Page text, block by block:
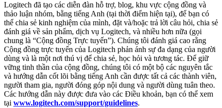
Logitech đã tạo các diễn đàn hỗ trợ, blog, khu vực cộng đồng và
thảo luận nhóm, bằng tiếng Anh (tại thời điểm hiện tại), để bạn có
thể chia sẻ kinh nghiệm của mình, đặt và/hoặc trả lời câu hỏi, chia sẻ
đánh giá về sản phẩm, dịch vụ Logitech, và nhiều hơn nữa (gọi
chung là “Cộng đồng Trực tuyến”). Chúng tôi đánh giá cao rằng
Cộng đồng trực tuyến của Logitech phản ánh sự đa dạng của người
dùng và là một nơi thú vị để chia sẻ, học hỏi và tương tác. Để giữ
vững tinh thần của cộng đồng, chúng tôi có một bộ các nguyên tắc
và hướng dẫn cốt lõi bằng tiếng Anh cần được tất cả các thành viên,
người tham gia, người đóng góp nội dung và người dùng tuân theo.
Các hướng dẫn này được đưa vào các Điều khoản, bạn có thể xem
tại www.logitech.com/support/guidelines.